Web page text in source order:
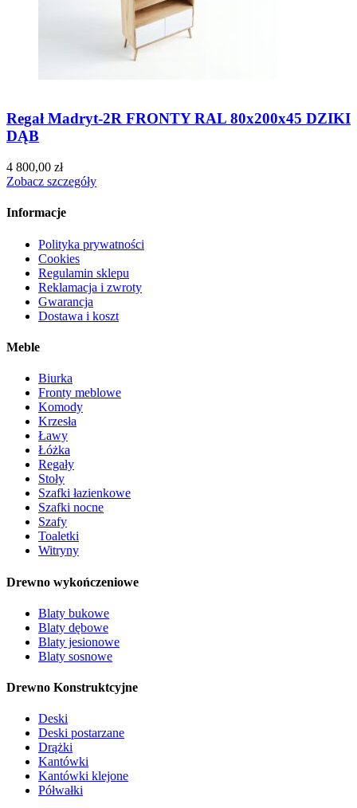
Regał Madryt-2R FRONTY RAL 80x200x45 DZIKI
DĄB
4 800,00 zł
Zobacz szczegóły
Informacje
Polityka prywatności
Cookies
Regulamin sklepu
Reklamacja i zwroty
Gwarancja
Dostawa i koszt
Meble
Biurka
Fronty meblowe
Komody
Krzesła
Ławy
Łóżka
Regały
Stoły
Szafki łazienkowe
Szafki nocne
Szafy
Toaletki
Witryny
Drewno wykończeniowe
Blaty bukowe
Blaty dębowe
Blaty jesionowe
Blaty sosnowe
Drewno Konstruktcyjne
Deski
Deski postarzane
Drążki
Kantówki
Kantówki klejone
Półwałki